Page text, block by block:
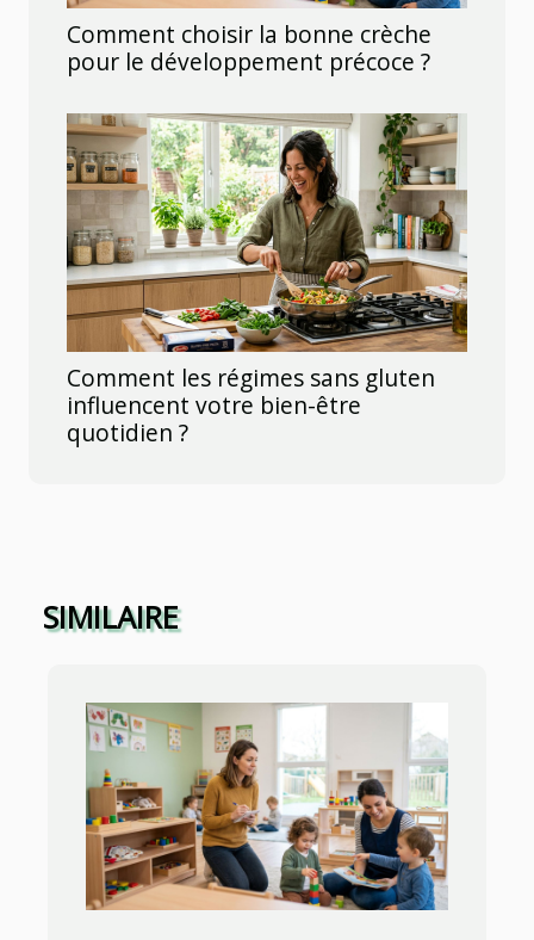
Comment choisir la bonne crèche
pour le développement précoce ?
Comment les régimes sans gluten
influencent votre bien-être
quotidien ?
SIMILAIRE